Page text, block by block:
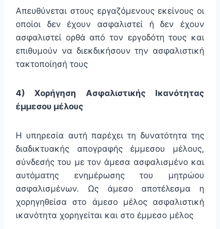
Απευθύνεται στους εργαζόμενους εκείνους οι
οποίοι δεν έχουν ασφαλιστεί ή δεν έχουν
ασφαλιστεί ορθά από τον εργοδότη τους και
επιθυμούν να διεκδικήσουν την ασφαλιστική
τακτοποίησή τους
4) Χορήγηση Ασφαλιστικής Ικανότητας
έμμεσου μέλους
Η υπηρεσία αυτή παρέχει τη δυνατότητα της
διαδικτυακής απογραφής έμμεσου μέλους,
σύνδεσής του με τον άμεσα ασφαλισμένο και
αυτόματης ενημέρωσης του μητρώου
ασφαλισμένων. Ως άμεσο αποτέλεσμα η
χορηγηθείσα στο άμεσο μέλος ασφαλιστική
ικανότητα χορηγείται και στο έμμεσο μέλος